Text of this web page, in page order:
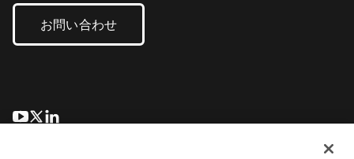
お問い合わせ
新しいタブで開く
新しいタブで開く